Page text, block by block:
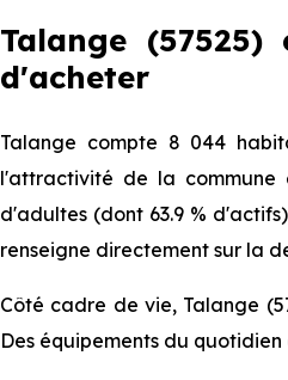
Talange
d'acheter
Talange compte 8 044
l'attractivité de la commune
d'adultes (dont 63.9 %
renseigne directement sur la
Côté cadre de vie, Talange
Des équipements du